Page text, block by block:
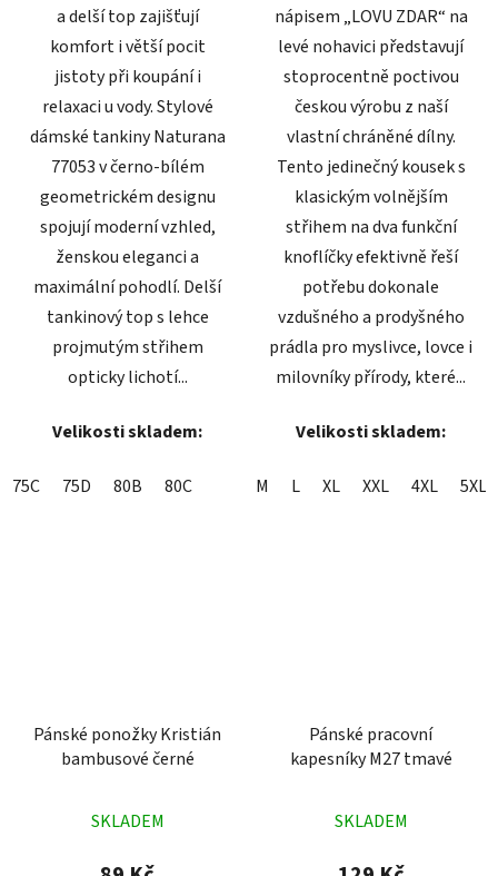
a delší top zajišťují
komfort i větší pocit
jistoty při koupání i
relaxaci u vody. Stylové
dámské tankiny Naturana
77053 v černo-bílém
geometrickém designu
spojují moderní vzhled,
ženskou eleganci a
maximální pohodlí. Delší
tankinový top s lehce
projmutým střihem
opticky lichotí...
Velikosti skladem:
75C 75D 80B 80C
nápisem „LOVU ZDAR“ na
levé nohavici představují
stoprocentně poctivou
českou výrobu z naší
vlastní chráněné dílny.
Tento jedinečný kousek s
klasickým volnějším
střihem na dva funkční
knoflíčky efektivně řeší
potřebu dokonale
vzdušného a prodyšného
prádla pro myslivce, lovce i
milovníky přírody, které...
Velikosti skladem:
M L XL XXL 4XL 5XL
Pánské ponožky Kristián
bambusové černé
hodnocení
produktu
SKLADEM
Pánské pracovní
kapesníky M27 tmavé
hodnocení
produktu
SKLADEM